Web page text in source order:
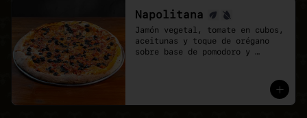
Napolitana
Jamón vegetal, tomate en cubos,
aceitunas y toque de orégano
sobre base de pomodoro y